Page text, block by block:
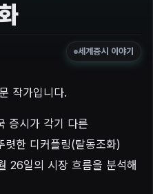
세계증시 이야기
작가입니다.
증시가 각기 다른
렷한 디커플링(탈동조화)
26일의 시장 흐름을 분석해